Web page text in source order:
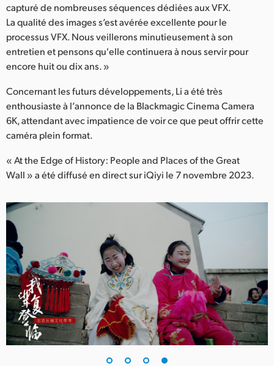
capturé de nombreuses séquences dédiées aux VFX.
La qualité des images s’est avérée excellente pour le
processus VFX. Nous veillerons minutieusement à son
entretien et pensons qu'elle continuera à nous servir pour
encore huit ou dix ans. »
Concernant les futurs développements, Li a été très
enthousiaste à l’annonce de la Blackmagic Cinema Camera
6K, attendant avec impatience de voir ce que peut offrir cette
caméra plein format.
« At the Edge of History: People and Places of the Great
Wall » a été diffusé en direct sur iQiyi le 7 novembre 2023.